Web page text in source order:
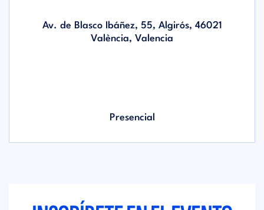
Av. de Blasco Ibáñez, 55, Algirós, 46021
València, Valencia
Presencial